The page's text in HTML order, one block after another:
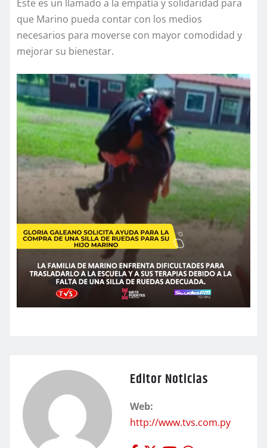
Este es un llamado a la empatía y solidaridad para
que Marino pueda contar con los medios
necesarios para moverse con mayor comodidad y
mejorar su bienestar.
Editor Noticias
Web:
http://www.tvs.com.py